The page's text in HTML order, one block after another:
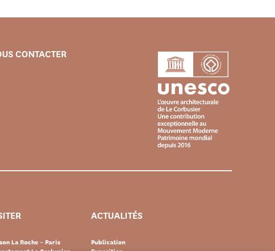
CONTACTER
La Roche – Paris
ACTUALITÉS
Publication